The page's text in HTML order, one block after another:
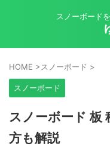
スノーボード
HOME >スノーボード >
スノーボード
スノーボード 板
方も解説